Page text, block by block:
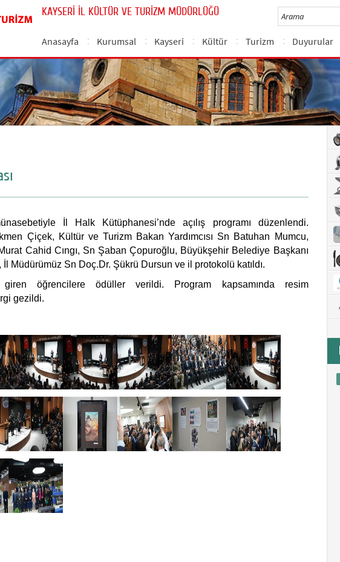
KAYSERİ İL KÜLTÜR VE TURİZM MÜDÜRLÜĞÜ
Anasayfa Kurumsal Kayseri Kültür Turizm Duyurular
İl Halk Kütüphanesi’nde açılış programı düzenlendi.
Çiçek, Kültür ve Turizm Bakan Yardımcısı Sn Batuhan Mumcu,
Cahid Cıngı, Sn Şaban Çopuroğlu, Büyükşehir Belediye Başkanı
İl Müdürümüz Sn Doç.Dr. Şükrü Dursun ve il protokolü katıldı.
giren öğrencilere ödüller verildi. Program kapsamında resim
gezildi.